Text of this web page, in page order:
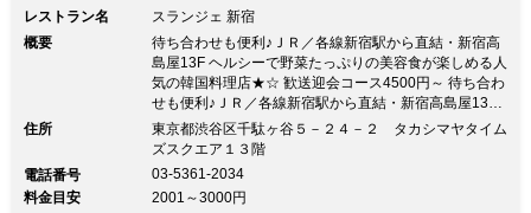
りの野菜が自慢♪ お子様に安心なメニューご用意ございま
す！
レストラン名
スランジェ 新宿
概要
待ち合わせも便利♪ＪＲ／各線新宿駅から直結・新宿高
島屋13F ヘルシーで野菜たっぷりの美容食が楽しめる人
気の韓国料理店★☆ 歓送迎会コース4500円～ 待ち合わ
せも便利♪ＪＲ／各線新宿駅から直結・新宿高島屋13F
ヘルシーで野菜たっぷりの美容食が楽しめる人気の韓国
料理店★☆ 歓送迎会コース4500円～新宿駅近の人気店!
分。 韓国宮廷風の上質空間！親密度がアップするソフ
ァー有♪ ◆宴会＆女子会＆同窓会 【旬菜を満喫！体想い
住所
東京都渋谷区千駄ヶ谷５－２４－２ タカシマヤタイム
ズスクエア１３階
電話番号
03-5361-2034
料金目安
2001～3000円